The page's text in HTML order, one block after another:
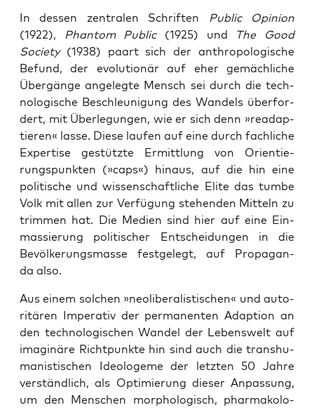
In des­sen zen­tra­len Schrif­ten Public Opi­ni­on
(1922), Phan­tom Public (1925) und
The Good
Socie­ty(1938) paart sich der anthro­po­lo­gi­sche
Befund, der evo­lu­tio­när auf eher gemäch­li­che
Über­gän­ge ange­leg­te Mensch sei durch die tech­
no­lo­gi­sche Beschleu­ni­gung des Wan­dels über­for­
dert, mit Über­le­gun­gen, wie er sich denn »read­ap­
tie­ren« las­se. Die­se lau­fen auf eine durch fach­li­che
Exper­ti­se gestütz­te Ermitt­lung von Ori­en­tie­
rungs­punk­ten (»caps«) hin­aus, auf die hin eine
poli­ti­sche und wis­sen­schaft­li­che Eli­te das tum­be
Volk mit allen zur Ver­fü­gung ste­hen­den Mit­teln zu
trim­men hat. Die Medi­en sind hier auf eine Ein­
mas­sie­rung poli­ti­scher Ent­schei­dun­gen in die
Bevöl­ke­rungs­mas­se fest­ge­legt, auf Pro­pa­gan­
da also.
Aus einem sol­chen »neo­li­be­ra­lis­ti­schen« und auto­
ri­tä­ren Impe­ra­tiv der per­ma­nen­ten Adap­ti­on an
den tech­no­lo­gi­schen Wan­del der Lebens­welt auf
ima­gi­nä­re Richt­punk­te hin sind auch die trans­hu­
ma­nis­ti­schen Ideo­lo­ge­me der letz­ten 50 Jah­re
ver­ständ­lich, als Opti­mie­rung die­ser Anpas­sung,
um den Men­schen mor­pho­lo­gisch, phar­ma­ko­lo­